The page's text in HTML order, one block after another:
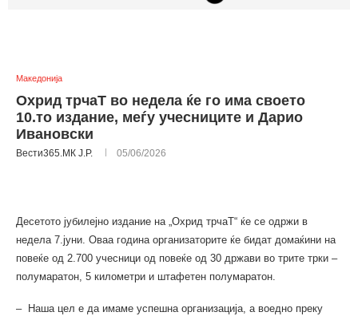
Македонија
Охрид трчаТ во недела ќе го има своето
10.то издание, меѓу учесниците и Дарио
Ивановски
Вести365.МК Ј.Р. 05/06/2026
Десетото јубилејно издание на „Охрид трчаТ“ ќе се одржи в
недела 7.јуни. Оваа година организаторите ќе бидат домаќини на
повеќе од 2.700 учесници од повеќе од 30 држави во трите трки –
полумаратон, 5 километри и штафетен полумаратон.
– Наша цел е да имаме успешна организација, а воедно преку